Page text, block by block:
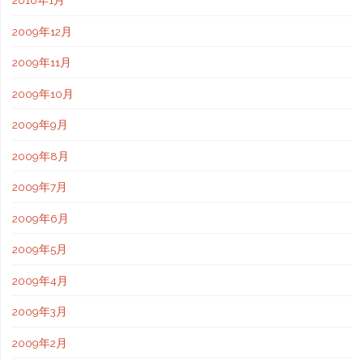
2009年12月
2009年11月
2009年10月
2009年9月
2009年8月
2009年7月
2009年6月
2009年5月
2009年4月
2009年3月
2009年2月